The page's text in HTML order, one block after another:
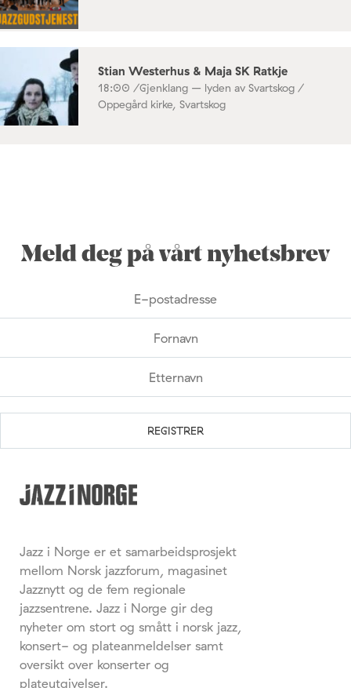
Stian Westerhus & Maja SK Ratkje
18:00 /Gjenklang – lyden av Svartskog /
Oppegård kirke, Svartskog
Meld deg på vårt nyhetsbrev
Jazz i Norge er et samarbeidsprosjekt
mellom Norsk jazzforum, magasinet
Jazznytt og de fem regionale
jazzsentrene. Jazz i Norge gir deg
nyheter om stort og smått i norsk jazz,
konsert- og plateanmeldelser samt
oversikt over konserter og
plateutgivelser.